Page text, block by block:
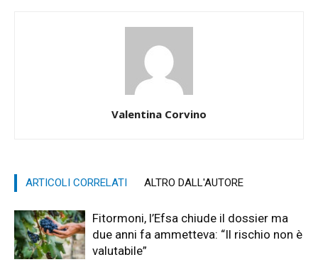
Valentina Corvino
ARTICOLI CORRELATI ALTRO DALL'AUTORE
Fitormoni, l’Efsa chiude il dossier ma
due anni fa ammetteva: “Il rischio non è
valutabile”